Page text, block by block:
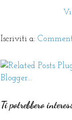
Iscriviti a:
Ti potrebbero